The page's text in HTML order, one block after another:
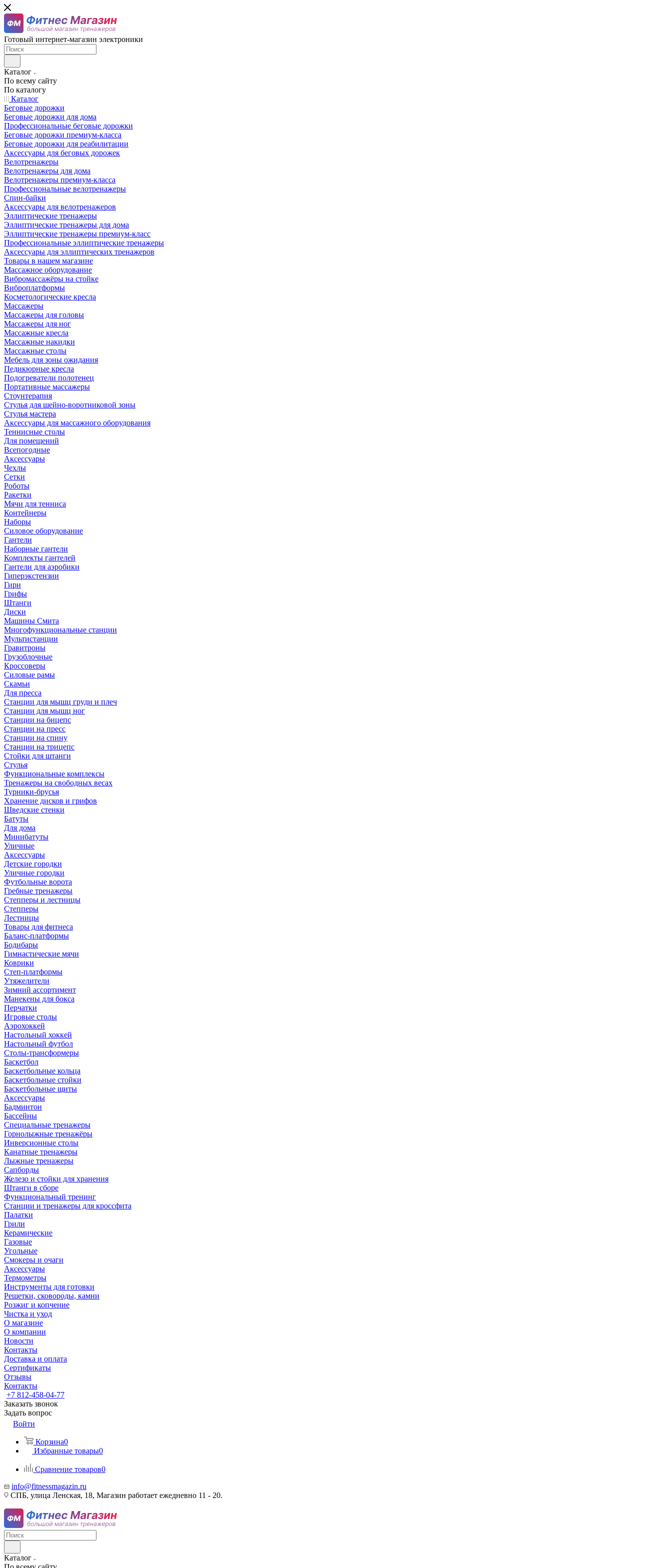
Готовый интернет-магазин электроники
Каталог
По всему сайту
По каталогу
Каталог
Беговые дорожки
Беговые дорожки для дома
Профессиональные беговые дорожки
Беговые дорожки премиум-класса
Беговые дорожки для реабилитации
Аксессуары для беговых дорожек
Велотренажеры
Велотренажеры для дома
Велотренажеры премиум-класса
Профессиональные велотренажеры
Спин-байки
Аксессуары для велотренажеров
Эллиптические тренажеры
Эллиптические тренажеры для дома
Эллиптические тренажеры премиум-класс
Профессиональные эллиптические тренажеры
Аксессуары для эллиптических тренажеров
Товары в нашем магазине
Массажное оборудование
Вибромассажёры на стойке
Виброплатформы
Косметологические кресла
Массажеры
Массажеры для головы
Массажеры для ног
Массажные кресла
Массажные накидки
Массажные столы
Мебель для зоны ожидания
Педикюрные кресла
Подогреватели полотенец
Портативные массажеры
Стоунтерапия
Стулья для шейно-воротниковой зоны
Стулья мастера
Аксессуары для массажного оборудования
Теннисные столы
Для помещений
Всепогодные
Аксессуары
Чехлы
Сетки
Роботы
Ракетки
Мячи для тенниса
Контейнеры
Наборы
Силовое оборудование
Гантели
Наборные гантели
Комплекты гантелей
Гантели для аэробики
Гиперэкстензии
Гири
Грифы
Штанги
Диски
Машины Смита
Многофункциональные станции
Мультистанции
Гравитроны
Грузоблочные
Кроссоверы
Силовые рамы
Скамьи
Для пресса
Станции для мышц груди и плеч
Станции для мышц ног
Станции на бицепс
Станции на пресс
Станции на спину
Станции на трицепс
Стойки для штанги
Стулья
Функциональные комплексы
Тренажеры на свободных весах
Турники-брусья
Хранение дисков и грифов
Шведские стенки
Батуты
Для дома
Минибатуты
Уличные
Аксессуары
Детские городки
Уличные городки
Футбольные ворота
Гребные тренажеры
Степперы и лестницы
Степперы
Лестницы
Товары для фитнеса
Баланс-платформы
Бодибары
Гимнастические мячи
Коврики
Степ-платформы
Утяжелители
Зимний ассортимент
Манекены для бокса
Перчатки
Игровые столы
Аэрохоккей
Настольный хоккей
Настольный футбол
Столы-трансформеры
Баскетбол
Баскетбольные кольца
Баскетбольные стойки
Баскетбольные щиты
Аксессуары
Бадминтон
Бассейны
Специальные тренажеры
Горнолыжные тренажёры
Инверсионные столы
Канатные тренажеры
Лыжные тренажеры
Сапборды
Железо и стойки для хранения
Штанги в сборе
Функциональный тренинг
Станции и тренажеры для кроссфита
Палатки
Грили
Керамические
Газовые
Угольные
Смокеры и очаги
Аксессуары
Термометры
Инструменты для готовки
Решетки, сковороды, камни
Розжиг и копчение
Чистка и уход
О магазине
О компании
Новости
Контакты
Доставка и оплата
Сертификаты
Отзывы
Контакты
+7 812-458-04-77
Заказать звонок
Задать вопрос
Войти
Корзина0
Избранные товары0
Сравнение товаров0
info@fitnessmagazin.ru
СПБ, улица Ленская, 18, Магазин работает ежедневно 11 - 20.
Каталог